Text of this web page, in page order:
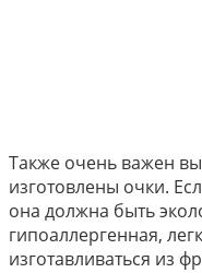
Также очень важен
изготовлены очки.
она должна быть
гипоаллергенная,
изготавливаться из